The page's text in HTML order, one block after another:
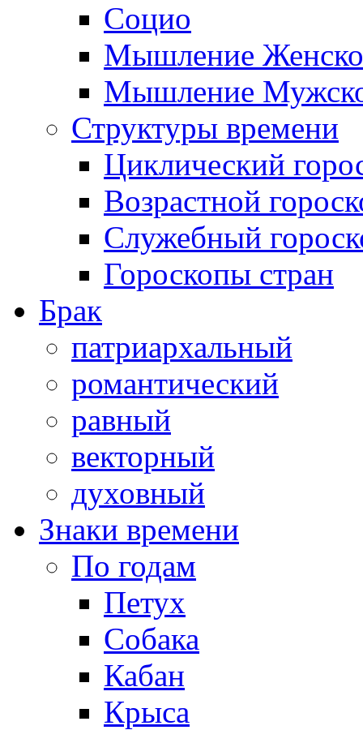
Социо
Мышление
Мышление
Структуры времени
Циклический
Возрастной
Служебный
Гороскопы стран
Брак
патриархальный
романтический
равный
векторный
духовный
Знаки времени
По годам
Петух
Собака
Кабан
Крыса